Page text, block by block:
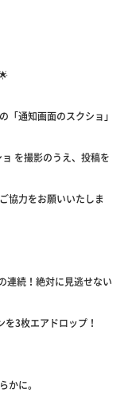
「通知画面のスクショ」
を撮影のうえ、投稿を
協力をお願いいたしま
連続！絶対に見逃せない
3枚エアドロップ！
かに。